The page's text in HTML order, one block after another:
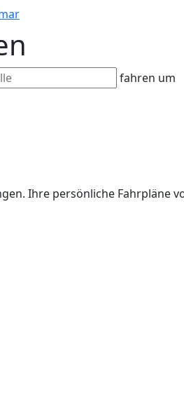
fahren um
Ihre persönliche Fahrpläne